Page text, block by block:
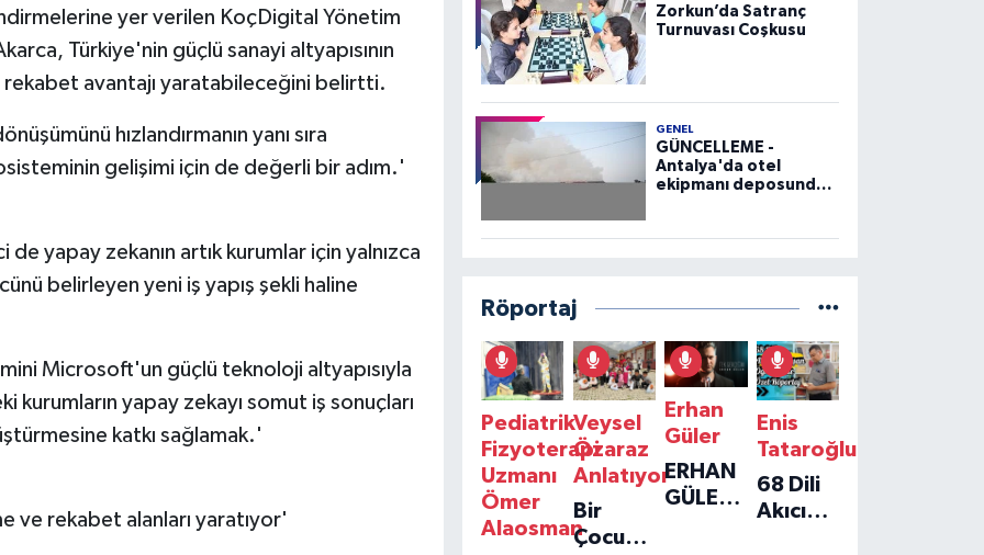
yer verilen KoçDigital Yönetim
Türkiye'nin güçlü sanayi altyapısının
avantajı yaratabileceğini belirtti.
hızlandırmanın yanı sıra
gelişimi için de değerli bir adım.'
yapay zekanın artık kurumlar için yalnızca
belirleyen yeni iş yapış şekli haline
Microsoft'un güçlü teknoloji altyapısıyla
kurumların yapay zekayı somut iş sonuçları
katkı sağlamak.'
ve rekabet alanları yaratıyor'
Zorkun’da Satranç
Turnuvası Coşkusu
GENEL
GÜNCELLEME -
Antalya'da otel
ekipmanı deposunda
Röportaj
Pediatrik
Fizyoterapi
Uzmanı
Ömer
Alaosman
Veysel
Özaraz
Anlatıyor
Bir
Çocuğun
Erhan
Güler
ERHAN
GÜLER'IN
Enis
Tataroğlu
68 Dili
Akıcı